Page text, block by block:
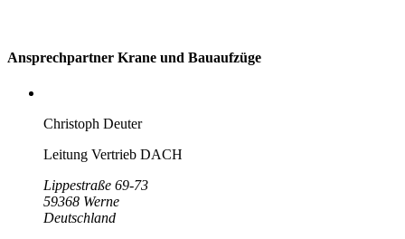
Ansprechpartner Krane und Bauaufzüge
Christoph Deuter
Leitung Vertrieb DACH
Lippestraße 69-73
59368 Werne
Deutschland